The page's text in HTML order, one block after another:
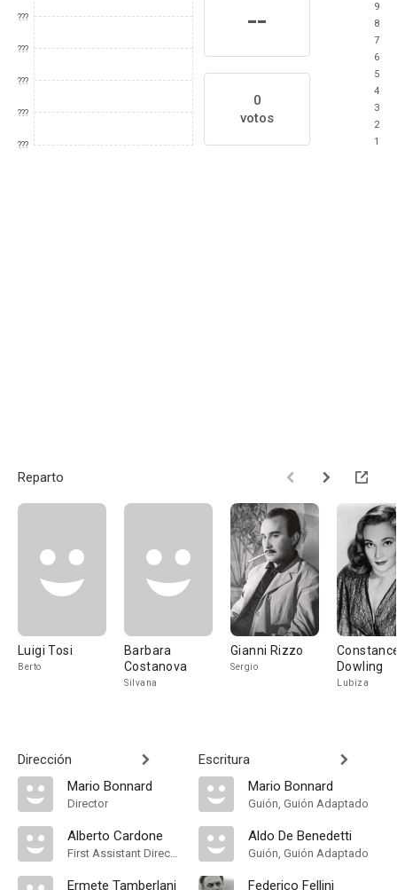
???
???
???
???
???
--
0
votos
9
8
7
6
5
4
3
2
1
Reparto
Luigi Tosi
Berto
Barbara
Costanova
Silvana
Gianni Rizzo
Sergio
Dowling
Lubiza
Dirección
Mario Bonnard
Director
Alberto Cardone
First Assistant Director
Ermete Tamberlani
Escritura
Mario Bonnard
Guión, Guión Adaptado
Aldo De Benedetti
Guión, Guión Adaptado
Federico Fellini